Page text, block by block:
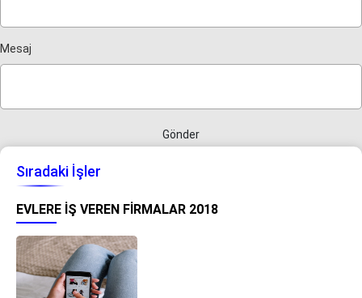
Mesaj
Gönder
Sıradaki İşler
EVLERE İŞ VEREN FIRMALAR 2018